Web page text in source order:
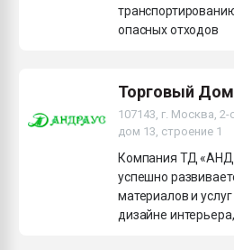
опасных отходов
Торговый
107143, г. Москва,
дом 13, строение 1
Компания ТД
успешно
материалов и
дизайне